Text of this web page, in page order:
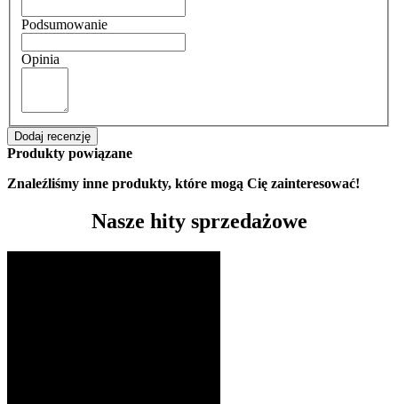
Podsumowanie
Opinia
Dodaj recenzję
Produkty powiązane
Znaleźliśmy inne produkty, które mogą Cię zainteresować!
Nasze hity sprzedażowe